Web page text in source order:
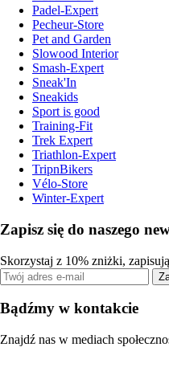
Padel-Expert
Pecheur-Store
Pet and Garden
Slowood Interior
Smash-Expert
Sneak'In
Sneakids
Sport is good
Training-Fit
Trek Expert
Triathlon-Expert
TripnBikers
Vélo-Store
Winter-Expert
Zapisz się do naszego
Skorzystaj z 10% zniżki,
Bądźmy w kontakcie
Znajdź nas w mediach